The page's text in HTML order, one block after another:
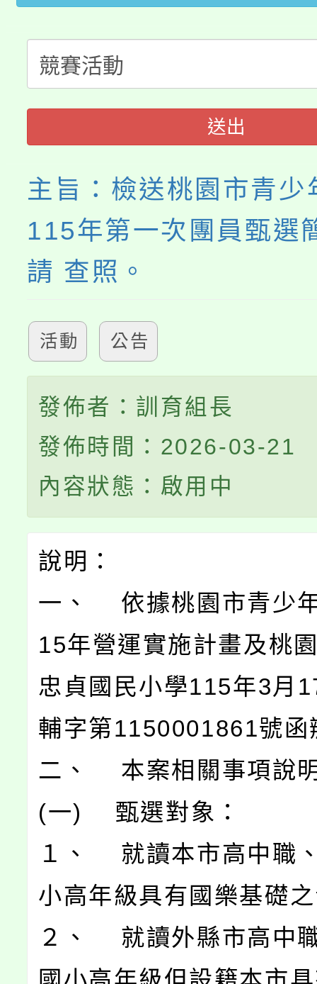
視費優惠，中低收入戶
半價優惠，詳情可洽有
者。
份教師增能研習
大溪自造教育及科技中
份教師研習
淨零綠生活教案入校路
會
115年食農教育專業人
程
送出
主旨：檢送桃園市青少
115年第一次團員甄選
請 查照。
活動 公告
發佈者：訓育組長
發佈時間：2026-03-21
內容狀態：啟用中
說明：
一、 依據桃園市青少
15年營運實施計畫及桃
忠貞國民小學115年3月
輔字第1150001861號函
二、 本案相關事項說
(一) 甄選對象：
１、 就讀本市高中職
小高年級具有國樂基礎
２、 就讀外縣市高中